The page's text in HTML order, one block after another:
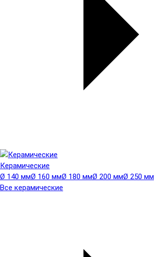
Керамические
Ø 140 ммØ 160 ммØ 180 ммØ 200 ммØ 250 мм
Все керамические